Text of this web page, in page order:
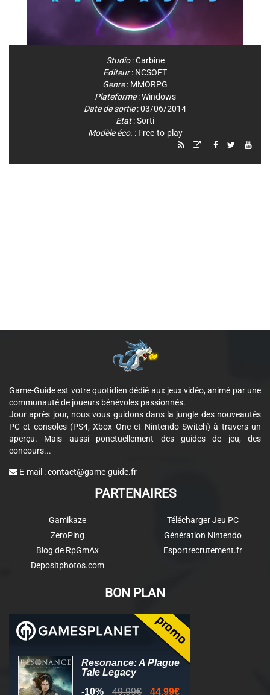
Studio:Carbine
Editeur: NCSOFT
Genre: MMORPG
Plateforme:Windows
Date de sortie: 03/06/2014
Etat: Sorti
Modèle éco. : Free-to-play
Game-Guide est votre quotidien dédié aux jeux vidéo, animé par une
communauté de joueurs bénévoles passionnés.
Jour après jour, nous vous guidons dans la jungle des nouveautés
PC et consoles (PS4, Xbox One et Nintendo Switch) à travers un
aperçu. Mais aussi ponctuellement des guides de jeu, des
concours...
E-mail :contact@game-guide.fr
PARTENAIRES
Gamikaze
ZeroPing
Blog de RpGmAx
Depositphotos.com
Télécharger Jeu PC
Génération Nintendo
Esportrecrutement.fr
BON PLAN